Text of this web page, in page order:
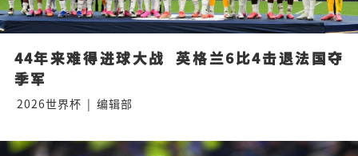
44年来难得进球大战  英格兰6比4击退法国夺
季军
2026世界杯 | 编辑部